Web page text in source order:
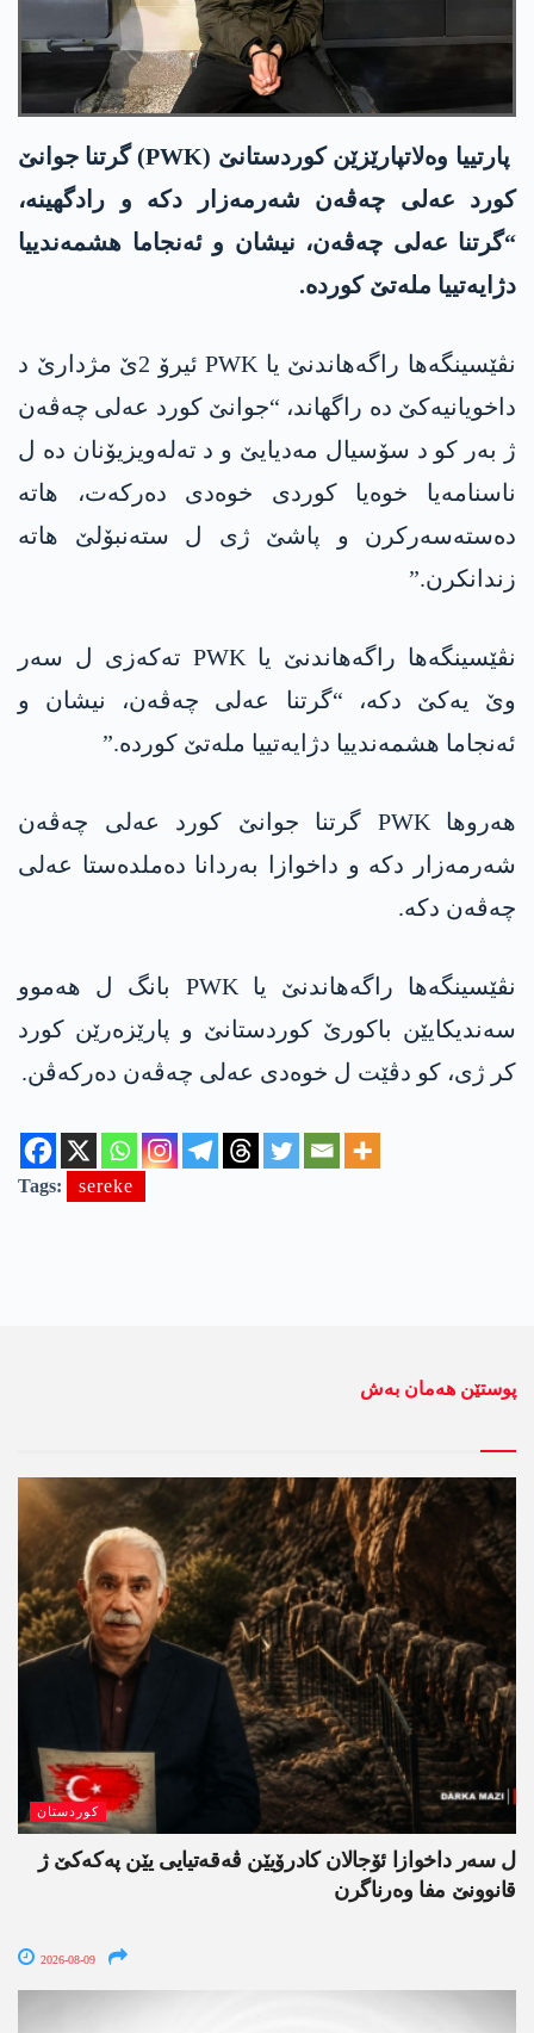
پارتییا وەلاتپارێزێن کوردستانێ (PWK) گرتنا جوانێ
کورد عەلی چەڤەن شەرمەزار دکە و رادگھینە،
“گرتنا عەلی چەڤەن، نیشان و ئەنجاما ھشمەندییا
دژایەتییا ملەتێ کوردە.
نڤێسینگەها راگەھاندنێ یا PWK ئیرۆ 2ێ مژدارێ د
داخویانیەکێ دە راگھاند، “جوانێ کورد عەلی چەڤەن
ژ بەر کو د سۆسیال مەدیایێ و د تەلەویزیۆنان دە ل
ناسنامەیا خوەیا کوردی خوەدی دەرکەت، ھاتە
دەستەسەرکرن و پاشێ ژی ل ستەنبۆلێ ھاتە
زندانکرن.”
نڤێسینگەها راگەھاندنێ یا PWK تەکەزی ل سەر
وێ یەکێ دکە، “گرتنا عەلی چەڤەن، نیشان و
ئەنجاما ھشمەندییا دژایەتییا ملەتێ کوردە.”
ھەروھا PWK گرتنا جوانێ کورد عەلی چەڤەن
شەرمەزار دکە و داخوازا بەردانا دەملدەستا عەلی
چەڤەن دکە.
نڤێسینگەها راگەھاندنێ یا PWK بانگ ل ھەموو
سەندیکایێن باکورێ کوردستانێ و پارێزەرێن کورد
کر ژی، کو دڤێت ل خوەدی عەلی چەڤەن دەرکەڤن.
Tags: sereke
پوستێن ھەمان بەش
کوردستان
ل سەر داخوازا ئۆجالان کادرۆیێن ڤەقەتیایی یێن پەکەکێ ژ
قانوونێ مفا وەرناگرن
2026-08-09